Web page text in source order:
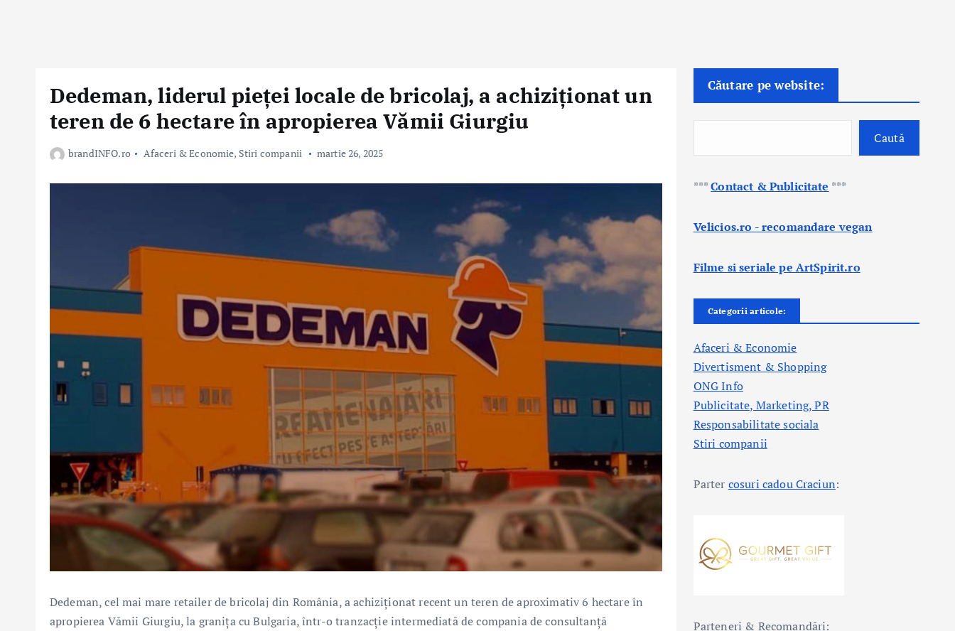
Dedeman, liderul pieței locale de bricolaj, a achiziționat un
teren de 6 hectare în apropierea Vămii Giurgiu
brandINFO.ro Afaceri & Economie, Stiri companii martie 26, 2025
Dedeman, cel mai mare retailer de bricolaj din România, a achiziționat recent un teren de aproximativ 6 hectare în
apropierea Vămii Giurgiu, la granița cu Bulgaria, într-o tranzacție intermediată de compania de consultanță
Căutare pe website:
Caută
***Contact & Publicitate ***
Velicios.ro - recomandare vegan
Filme si seriale pe ArtSpirit.ro
Categorii articole:
Afaceri & Economie
Divertisment & Shopping
ONG Info
Publicitate, Marketing, PR
Responsabilitate sociala
Stiri companii
Parter cosuri cadou Craciun:
Parteneri & Recomandări: